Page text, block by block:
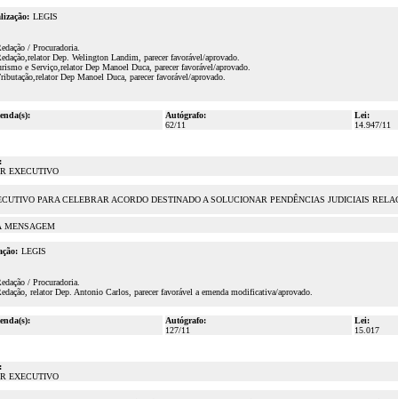
LEGIS
/ Procuradoria.
Dep. Welington Landim, parecer favorável/aprovado.
e Serviço,relator Dep Manoel Duca, parecer favorável/aprovado.
Dep Manoel Duca, parecer favorável/aprovado.
Autógrafo:
62/11
Lei:
14.947/11
EXECUTIVO
PARA CELEBRAR ACORDO DESTINADO A SOLUCIONAR PENDÊNCIAS JUDICIAIS
MENSAGEM
LEGIS
/ Procuradoria.
relator Dep. Antonio Carlos, parecer favorável a emenda modificativa/aprovado.
Autógrafo:
127/11
Lei:
15.017
EXECUTIVO